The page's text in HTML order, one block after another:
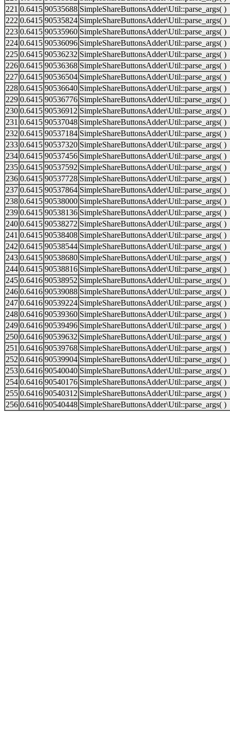
221 0.6415 90535688 SimpleShareButtonsAdder\Util::parse_args( )
222 0.6415 90535824 SimpleShareButtonsAdder\Util::parse_args( )
223 0.6415 90535960 SimpleShareButtonsAdder\Util::parse_args( )
224 0.6415 90536096 SimpleShareButtonsAdder\Util::parse_args( )
225 0.6415 90536232 SimpleShareButtonsAdder\Util::parse_args( )
226 0.6415 90536368 SimpleShareButtonsAdder\Util::parse_args( )
227 0.6415 90536504 SimpleShareButtonsAdder\Util::parse_args( )
228 0.6415 90536640 SimpleShareButtonsAdder\Util::parse_args( )
229 0.6415 90536776 SimpleShareButtonsAdder\Util::parse_args( )
230 0.6415 90536912 SimpleShareButtonsAdder\Util::parse_args( )
231 0.6415 90537048 SimpleShareButtonsAdder\Util::parse_args( )
232 0.6415 90537184 SimpleShareButtonsAdder\Util::parse_args( )
233 0.6415 90537320 SimpleShareButtonsAdder\Util::parse_args( )
234 0.6415 90537456 SimpleShareButtonsAdder\Util::parse_args( )
235 0.6415 90537592 SimpleShareButtonsAdder\Util::parse_args( )
236 0.6415 90537728 SimpleShareButtonsAdder\Util::parse_args( )
237 0.6415 90537864 SimpleShareButtonsAdder\Util::parse_args( )
238 0.6415 90538000 SimpleShareButtonsAdder\Util::parse_args( )
239 0.6415 90538136 SimpleShareButtonsAdder\Util::parse_args( )
240 0.6415 90538272 SimpleShareButtonsAdder\Util::parse_args( )
241 0.6415 90538408 SimpleShareButtonsAdder\Util::parse_args( )
242 0.6415 90538544 SimpleShareButtonsAdder\Util::parse_args( )
243 0.6415 90538680 SimpleShareButtonsAdder\Util::parse_args( )
244 0.6415 90538816 SimpleShareButtonsAdder\Util::parse_args( )
245 0.6416 90538952 SimpleShareButtonsAdder\Util::parse_args( )
246 0.6416 90539088 SimpleShareButtonsAdder\Util::parse_args( )
247 0.6416 90539224 SimpleShareButtonsAdder\Util::parse_args( )
248 0.6416 90539360 SimpleShareButtonsAdder\Util::parse_args( )
249 0.6416 90539496 SimpleShareButtonsAdder\Util::parse_args( )
250 0.6416 90539632 SimpleShareButtonsAdder\Util::parse_args( )
251 0.6416 90539768 SimpleShareButtonsAdder\Util::parse_args( )
252 0.6416 90539904 SimpleShareButtonsAdder\Util::parse_args( )
253 0.6416 90540040 SimpleShareButtonsAdder\Util::parse_args( )
254 0.6416 90540176 SimpleShareButtonsAdder\Util::parse_args( )
255 0.6416 90540312 SimpleShareButtonsAdder\Util::parse_args( )
256 0.6416 90540448 SimpleShareButtonsAdder\Util::parse_args( )